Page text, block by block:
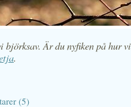
björksav. Är du nyfiken på hur
.
(5)